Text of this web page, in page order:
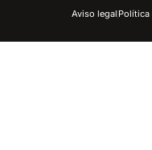
Aviso legalPolítica